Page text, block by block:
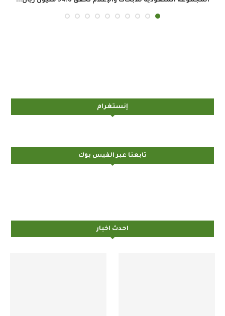
إنستغرام
تابعنا عبر الفيس بوك
احدث اخبار